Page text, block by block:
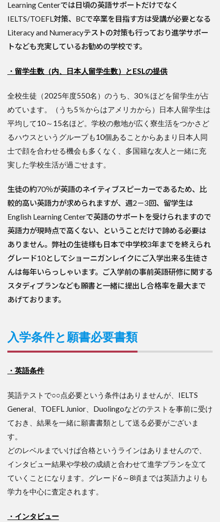
Learning Centerでは日頃の英語サポートだけでなく
IELTS/TOEFL対策、BCで卒業を目指す方は受講が必要となる
Literacy and Numeracyテストの対策も行っており進学サポー
トなども充実しているお勧めの学校です。
・留学生数（内、日本人留学生数）とESLの提供
全校生徒（2025年度550名）のうち、30％ほどを留学生が占
めています。（うち5％からはアメリカから）日本人留学生は
平均して10～15名ほど。学校の敷地が広く寮生活をつかさど
るハウスというグループも10個あることからあまり日本人同
士で顔を合わせる機会も多くなく、多国籍な友人と一緒に充
実した学校生活が過ごせます。
生徒の約70％が英語のネイティブスピーカーであるため、比
較的高い英語力が求められますが、週2－3回、留学生は
English Learning Centerで英語のサポートを受けられますので
英語力が現時点で高くない、ということだけで諦める必要は
ありません。弊社の生徒様も日本で中学校3年までを終えられ
グレード10としてショーニガンレイクにご入学出来る生徒さ
んは毎年いらっしゃいます。ご入学前の事前英語研修に関する
スタディプランなども願書と一緒に提出し合格率を最大まで
あげております。
入学条件と願書必要書類
・英語条件
英語テストで○○点必要という条件はありませんが、IELTS
General、TOEFL Junior、Duolingoなどのテストを事前に受け
ておき、結果を一緒に願書書類として送る必要がございま
す。
どのレベルまでいけば合格というラインはありませんので、
インタビュー結果や学校の成績と合わせて進学プランを立て
ていくことになります。グレード6～8頃までは英語力よりも
学力を中心に査定されます。
・インタビュー